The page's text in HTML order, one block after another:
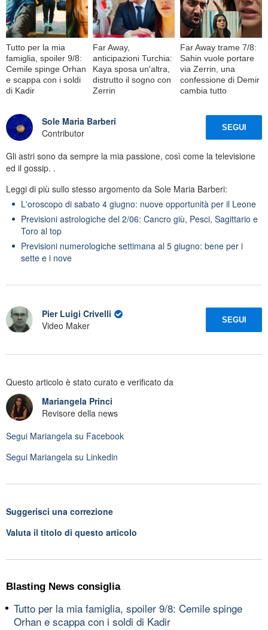
Tutto per la mia
famiglia, spoiler 9/8:
Cemile spinge Orhan
e scappa con i soldi
di Kadir
Far Away,
anticipazioni Turchia:
Kaya sposa un'altra,
distrutto il sogno con
Zerrin
Far Away trame 7/8:
Sahin vuole portare
via Zerrin, una
confessione di Demir
cambia tutto
Sole Maria Barberi
Contributor
SEGUI
Gli astri sono da sempre la mia passione, così come la televisione
ed il gossip. .
Leggi di più sullo stesso argomento da Sole Maria Barberi:
L'oroscopo di sabato 4 giugno: nuove opportunità per il Leone
Previsioni astrologiche del 2/06: Cancro giù, Pesci, Sagittario e
Toro al top
Previsioni numerologiche settimana al 5 giugno: bene per i
sette e i nove
Pier Luigi Crivelli
Video Maker
SEGUI
Questo articolo è stato curato e verificato da
Mariangela Princi
Revisore della news
Segui Mariangela su Facebook
Segui Mariangela su Linkedin
Suggerisci una correzione
Valuta il titolo di questo articolo
Blasting News consiglia
Tutto per la mia famiglia, spoiler 9/8: Cemile spinge
Orhan e scappa con i soldi di Kadir